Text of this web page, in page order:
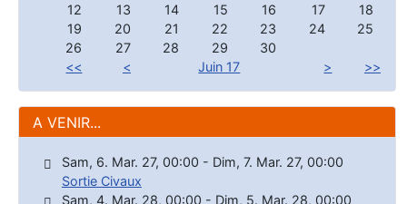
12
13 14 15 16 17
18
19
20 21 22 23 24
25
26
27 28 29
30
<<
< Juin 17 > >>
A VENIR...
Sam, 6. Mar. 27, 00:00 - Dim, 7. Mar. 27, 00:00
Sortie Civaux
Sam, 4. Mar. 28, 00:00 - Dim, 5. Mar. 28, 00:00